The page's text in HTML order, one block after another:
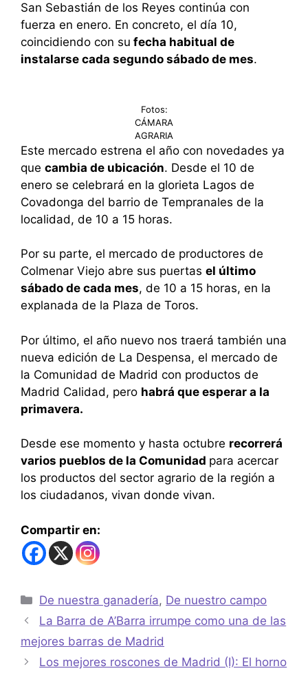
San Sebastián de los Reyes continúa con
fuerza en enero. En concreto, el día 10,
coincidiendo con su fecha habitual de
instalarse cada segundo sábado de mes.
Fotos:
CÁMARA
AGRARIA
Este mercado estrena el año con novedades ya
que cambia de ubicación. Desde el 10 de
enero se celebrará en la glorieta Lagos de
Covadonga del barrio de Tempranales de la
localidad, de 10 a 15 horas.
Por su parte, el mercado de productores de
Colmenar Viejo abre sus puertas el último
sábado de cada mes, de 10 a 15 horas, en la
explanada de la Plaza de Toros.
Por último, el año nuevo nos traerá también una
nueva edición de La Despensa, el mercado de
la Comunidad de Madrid con productos de
Madrid Calidad, pero habrá que esperar a la
primavera.
Desde ese momento y hasta octubre recorrerá
varios pueblos de la Comunidad para acercar
los productos del sector agrario de la región a
los ciudadanos, vivan donde vivan.
Compartir en:
De nuestra ganadería, De nuestro campo
La Barra de A’Barra irrumpe como una de las
mejores barras de Madrid
Los mejores roscones de Madrid (I): El horno